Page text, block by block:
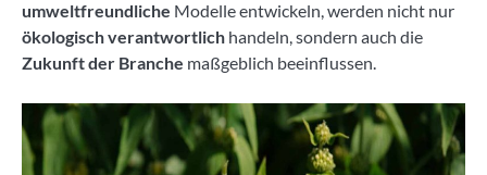
umweltfreundliche Modelle entwickeln, werden nicht nur
ökologisch verantwortlich handeln, sondern auch die
Zukunft der Branche maßgeblich beeinflussen.